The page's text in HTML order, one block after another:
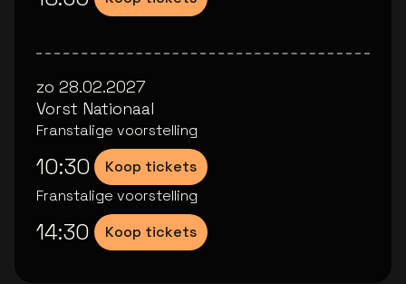
zo 28.02.2027
Vorst Nationaal
Franstalige voorstelling
10:30
Koop tickets
Franstalige voorstelling
14:30 Koop tickets